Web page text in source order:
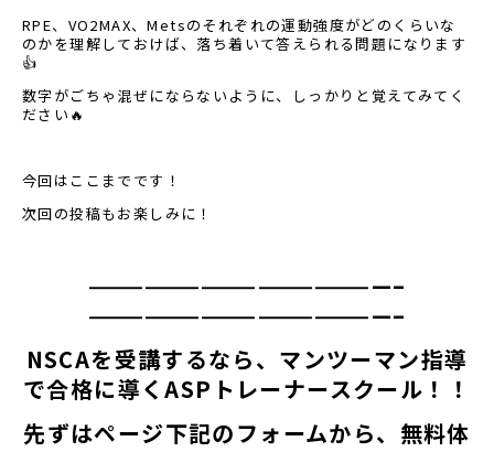
RPE、VO2MAX、Metsのそれぞれの運動強度がどのくらいな
のかを理解しておけば、落ち着いて答えられる問題になります
👍
数字がごちゃ混ぜにならないように、しっかりと覚えてみてく
ださい🔥
今回はここまでです！
次回の投稿もお楽しみに！
————————————————–
————————————————–
NSCAを受講するなら、マンツーマン指導
で合格に導くASPトレーナースクール！！
先ずはページ下記のフォームから、無料体